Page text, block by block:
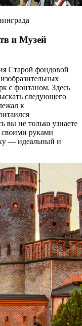
и Музей
Старой фондовой
с фонтаном. Здесь
следующего
к
вы не только узнаете
своими руками
— идеальный и